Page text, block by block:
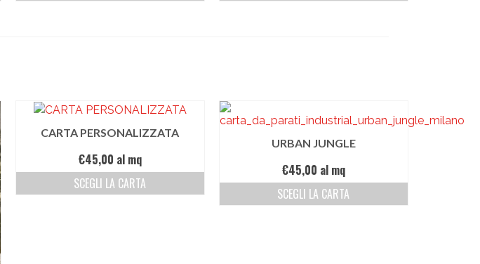
CARTA PERSONALIZZATA
€45,00 al mq
SCEGLI LA CARTA
URBAN JUNGLE
€45,00 al mq
SCEGLI LA CARTA